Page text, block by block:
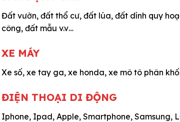
Đất vườn, đất thổ cư, đất lúa, đất dính quy
công, đất mẫu v.v…
XE MÁY
Xe số, xe tay ga, xe honda, xe mô tô phân
ĐIỆN THOẠI DI ĐỘNG
Iphone, Ipad, Apple, Smartphone, Samsung,